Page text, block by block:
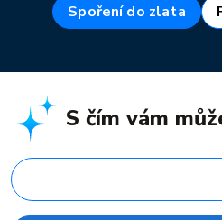
Spoření do zlata
S čím vám